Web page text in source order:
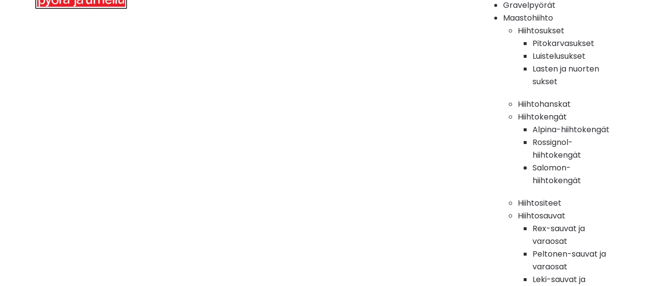
Gravelpyörät
Maastohiihto
Hiihtosukset
Pitokarvasukset
Luistelusukset
Lasten ja nuorten
sukset
Hiihtohanskat
Hiihtokengät
Alpina-hiihtokengät
Rossignol-
hiihtokengät
Salomon-
hiihtokengät
Hiihtositeet
Hiihtosauvat
Rex-sauvat ja
varaosat
Peltonen-sauvat ja
varaosat
Leki-sauvat ja